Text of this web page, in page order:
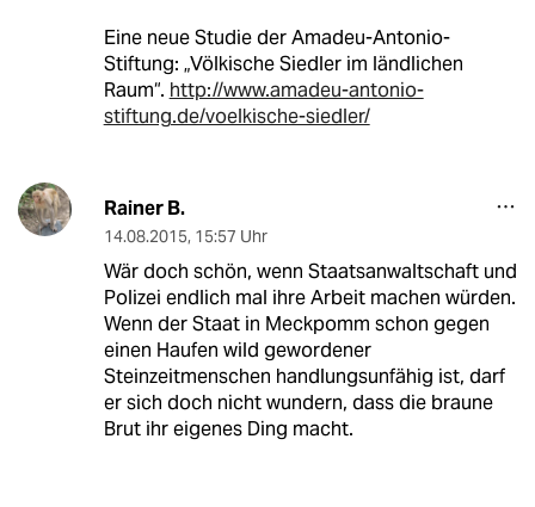
Eine neue Studie der Amadeu-Antonio-
Stiftung: „Völkische Siedler im ländlichen
Raum“. http://www.amadeu-antonio-
stiftung.de/voelkische-siedler/
Rainer B.
14.08.2015, 15:57 Uhr
Wär doch schön, wenn Staatsanwaltschaft und
Polizei endlich mal ihre Arbeit machen würden.
Wenn der Staat in Meckpomm schon gegen
einen Haufen wild gewordener
Steinzeitmenschen handlungsunfähig ist, darf
er sich doch nicht wundern, dass die braune
Brut ihr eigenes Ding macht.